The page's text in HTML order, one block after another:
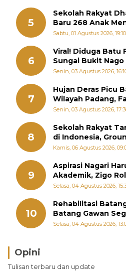
5
Sekolah Rakyat
Baru 268 Anak
Memutus Rantai
Sabtu, 01 Agustus 2026,
6
Viral! Diduga Batu
Sungai Bukit
Warga Khawatir
Senin, 03 Agustus 2026,
7
Hujan Deras Picu
Wilayah Padang,
Perintahkan OPD
Senin, 03 Agustus 2026,
8
Sekolah Rakyat
di Indonesia,
September
Kamis, 06 Agustus 2026,
9
Aspirasi Nagari
Akademik, Zigo
Diperjuangkan di
Selasa, 04 Agustus 2026,
10
Rehabilitasi
Batang Gawan
Rolanda Pastikan
Selasa, 04 Agustus 2026,
Opini
Tulisan terbaru dan update
Brasil Lebih Diunggulkan,
Punya Cara Membuat Kejutan